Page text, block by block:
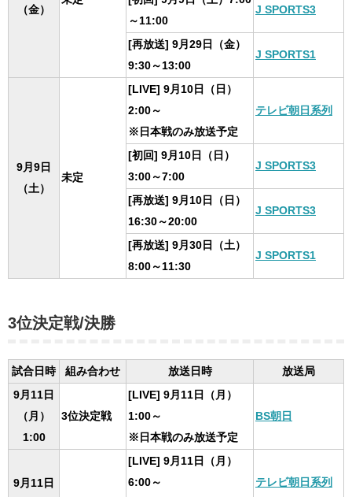
（金）
～11:00
J SPORTS3
[再放送] 9月29日（金）
9:30～13:00
J SPORTS1
9月9日
（土）
未定
[LIVE] 9月10日（日）
2:00～
※日本戦のみ放送予定
テレビ朝日系列
[初回] 9月10日（日）
3:00～7:00
J SPORTS3
[再放送] 9月10日（日）
16:30～20:00
J SPORTS3
[再放送] 9月30日（土）
8:00～11:30
J SPORTS1
3位決定戦/決勝
試合日時 組み合わせ 放送日時
放送局
9月11日
（月）
1:00
3位決定戦
[LIVE] 9月11日（月）
1:00～
※日本戦のみ放送予定
BS朝日
9月11日
[LIVE] 9月11日（月）
6:00～
テレビ朝日系列